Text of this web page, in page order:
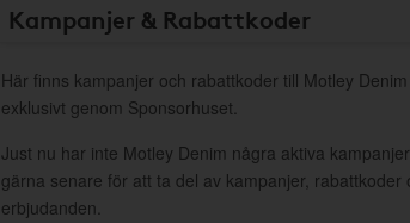
Kampanjer & Rabattkoder
Här finns kampanjer och rabattkoder till Motley
exklusivt genom Sponsorhuset.
Just nu har inte Motley Denim några aktiva
gärna senare för att ta del av kampanjer, rabattkoder
erbjudanden.